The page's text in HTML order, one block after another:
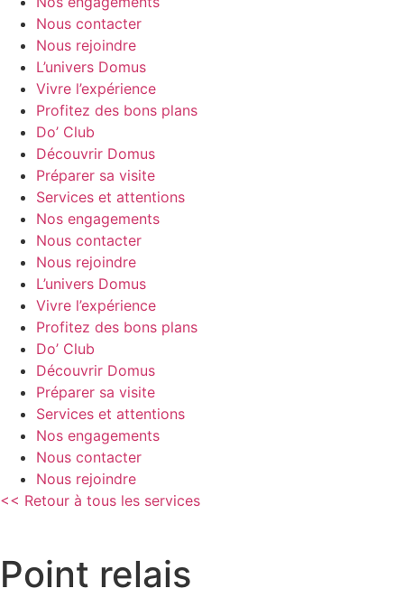
Nous contacter
Nous rejoindre
L’univers Domus
Vivre l’expérience
Profitez des bons plans
Do’ Club
Découvrir Domus
Préparer sa visite
Services et attentions
Nos engagements
Nous contacter
Nous rejoindre
L’univers Domus
Vivre l’expérience
Profitez des bons plans
Do’ Club
Découvrir Domus
Préparer sa visite
Services et attentions
Nos engagements
Nous contacter
Nous rejoindre
<< Retour à tous les services
Point relais